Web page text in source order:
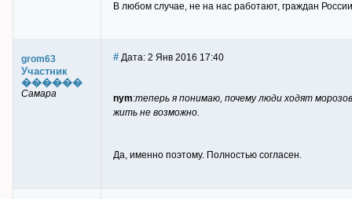
В любом случае, не на нас работают, граждан
grom63
Участник
������
Самара
# Дата: 2 Янв 2016 17:40
nym:теперь я понимаю, почему люди ходят
жить не возможно.
Да, именно поэтому. Полностью согласен.